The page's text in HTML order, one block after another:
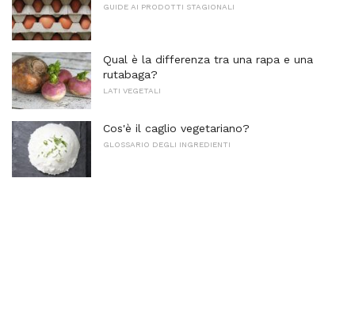
GUIDE AI PRODOTTI STAGIONALI
Qual è la differenza tra una rapa e una
rutabaga?
LATI VEGETALI
Cos'è il caglio vegetariano?
GLOSSARIO DEGLI INGREDIENTI